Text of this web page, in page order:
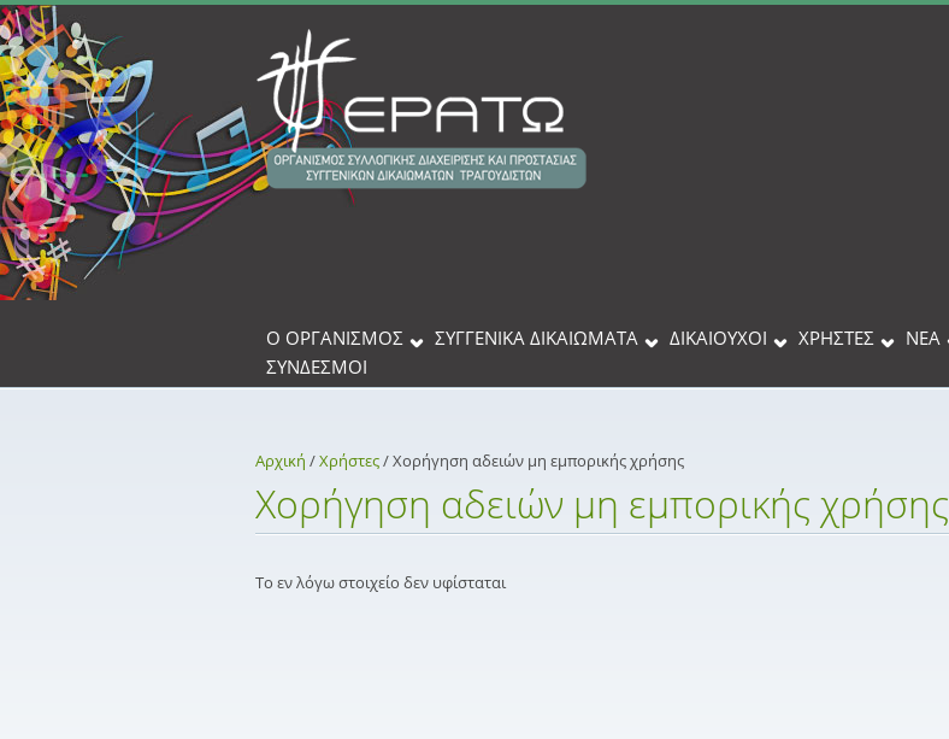
Παράκαμψη προς το κυρίως περιεχόμενο
Ο ΟΡΓΑΝΙΣΜΟΣ ΣΥΓΓΕΝΙΚΆ ΔΙΚΑΙΩΜΑΤΑ ΔΙΚΑΙΟΥΧΟΙ XΡΉΣΤΕΣ ΝΕΑ
ΣΎΝΔΕΣΜΟΙ
Αρχική /Xρήστες/Χορήγηση αδειών μη εμπορικής χρήσης
Χορήγηση αδειών μη εμπορικής χρήσης
Το εν λόγω στοιχείο δεν υφίσταται